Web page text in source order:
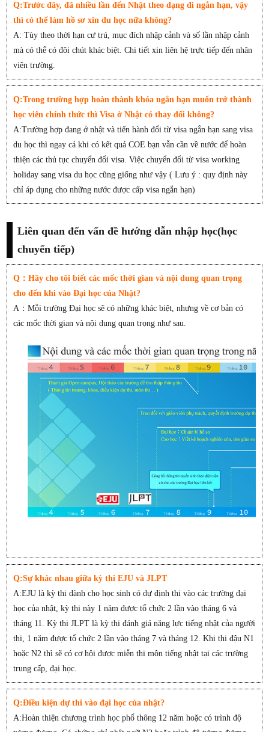
Q:Trước đây, đã nhiều lần đến Nhật theo dạng đi ngắn hạn, vậy
thì có thể làm hồ sơ xin du học nữa không?
A: Tùy theo thời hạn cư trú, mục đích nhập cảnh và số lần nhập cảnh
mà có thể có đôi chút khác biệt. Chi tiết xin liên hệ trực tiếp đến nhân
viên trường.
Q:Trong trường hợp hoàn thành khóa ngắn hạn muốn trở thành
học viên chính thức thì Visa ở Nhật có thay đổi không?
A:Trường hợp đang ở nhật và tiến hành đổi từ visa ngắn hạn sang visa
du học thì ngay cả khi có kết quả COE bạn vẫn cần về nước để hoàn
thiện các thủ tục chuyển đổi visa. Việc chuyển đổi từ visa working
holiday sang visa du học cũng giống như vậy ( Lưu ý : quy định này
chỉ áp dụng cho những nước được cấp visa ngắn hạn)
Liên quan đến vấn đề hướng dẫn nhập học(học
chuyển tiếp)
Q：Hãy cho tôi biết các mốc thời gian và nội dung quan trọng
cho đến khi vào Đại học của Nhật?
A：Mỗi trường Đại học sẽ có những khác biệt, nhưng về cơ bản có
các mốc thời gian và nội dung quan trọng như sau.
Q:Sự khác nhau giữa kỳ thi EJU và JLPT
A:EJU là kỳ thi dành cho học sinh có dự định thi vào các trường đại
học của nhật, kỳ thi này 1 năm được tổ chức 2 lần vào tháng 6 và
tháng 11. Kỳ thi JLPT là kỳ thi đánh giá năng lực tiếng nhật của người
thi, 1 năm được tổ chức 2 lần vào tháng 7 và tháng 12. Khi thi đậu N1
hoặc N2 thì sẽ có cơ hội được miễn thi môn tiếng nhật tại các trường
trung cấp, đại học.
Q:Điều kiện dự thi vào đại học của nhật?
A:Hoàn thiện chương trình học phổ thông 12 năm hoặc có trình độ